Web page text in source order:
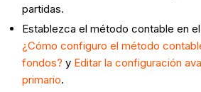
partidas.
Establezca el método contable en
¿Cómo configuro el método
fondos? y Editar la configuración
primario.